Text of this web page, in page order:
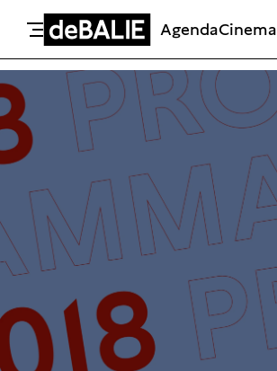
Meteen naar de content
De Balie
AgendaCinema